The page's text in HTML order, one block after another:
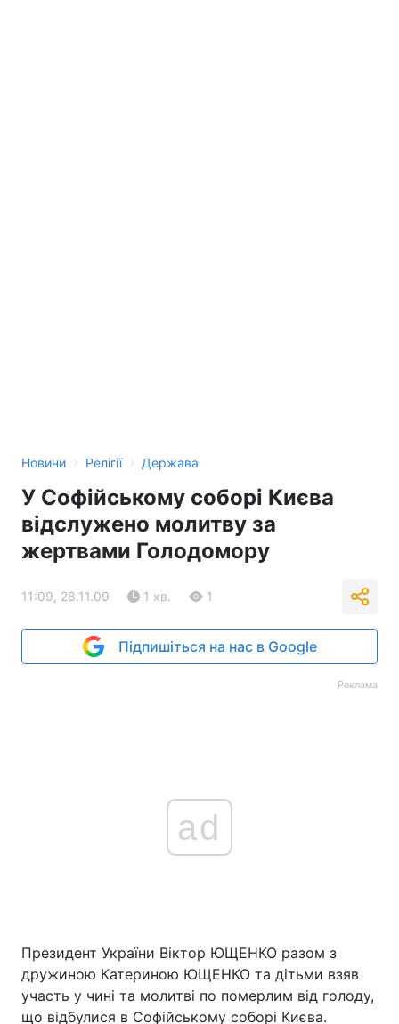
Новини › Релігії › Держава
У Софійському соборі Києва
відслужено молитву за
жертвами Голодомору
11:09, 28.11.09 1 хв. 1
Підпишіться на нас в Google
Реклама
ad
Президент України Віктор ЮЩЕНКО разом з
дружиною Катериною ЮЩЕНКО та дітьми взяв
участь у чині та молитві по померлим від голоду,
що відбулися в Софійському соборі Києва.